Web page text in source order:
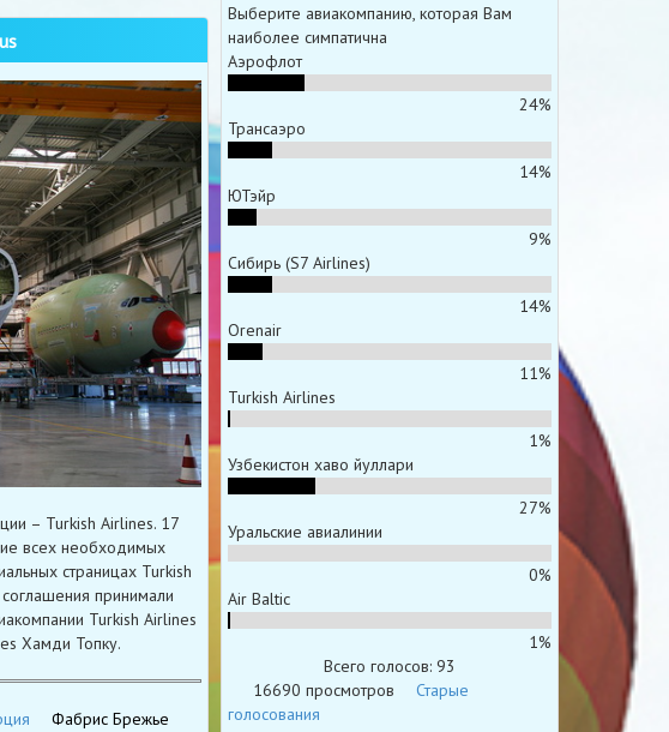
– Turkish Airlines. 17
всех необходимых
страницах Turkish
принимали
Turkish Airlines
Хамди Топку.
Фабрис Брежье
Выберите авиакомпанию, которая Вам
наиболее симпатична
Аэрофлот
24%
Трансаэро
14%
ЮТэйр
9%
Сибирь (S7 Airlines)
14%
Orenair
11%
Turkish Airlines
1%
Узбекистон хаво йуллари
27%
Уральские авиалинии
0%
Air Baltic
1%
Всего голосов: 93
16690 просмотров
Старые
голосования